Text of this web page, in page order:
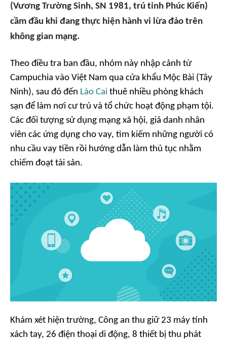
(Vương Trường Sinh, SN 1981, trú tỉnh Phúc Kiến)
cầm đầu khi đang thực hiện hành vi lừa đảo trên
không gian mạng.
Theo điều tra ban đầu, nhóm này nhập cảnh từ
Campuchia vào Việt Nam qua cửa khẩu Mộc Bài (Tây
Ninh), sau đó đến Lào Cai thuê nhiều phòng khách
sạn để làm nơi cư trú và tổ chức hoạt động phạm tội.
Các đối tượng sử dụng mạng xã hội, giả danh nhân
viên các ứng dụng cho vay, tìm kiếm những người có
nhu cầu vay tiền rồi hướng dẫn làm thủ tục nhằm
chiếm đoạt tài sản.
Khám xét hiện trường, Công an thu giữ 23 máy tính
xách tay, 26 điện thoại di động, 8 thiết bị thu phát